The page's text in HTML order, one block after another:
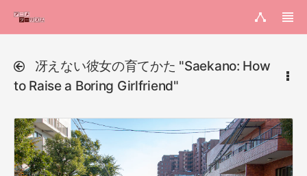
冴えない彼女の育てかた "Saekano: How
to Raise a Boring Girlfriend"